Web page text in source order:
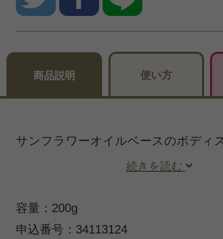
商品説明 使い方
サンフラワーオイルベースのボディ
続きを読む
容量：200g
申込番号：34113124